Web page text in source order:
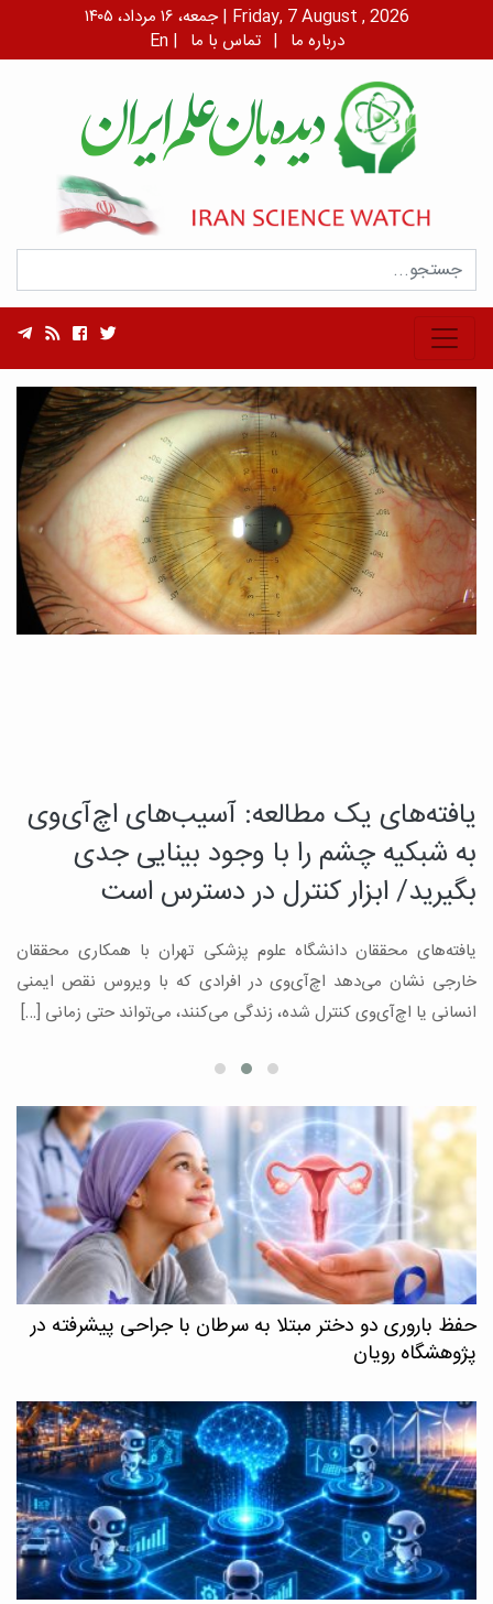
جمعه، ۱۶ مرداد، ۱۴۰۵ | Friday, 7 August , 2026
En | درباره ما | تماس با ما
یافته‌های یک مطالعه: آسیب‌های اچ‌آی‌وی
به شبکیه چشم را با وجود بینایی جدی
بگیرید/ ابزار کنترل در دسترس است
یافته‌های محققان دانشگاه علوم پزشکی تهران با همکاری محققان
خارجی نشان می‌دهد اچ‌آی‌وی در افرادی که با ویروس نقص ایمنی
انسانی یا اچ‌آی‌وی کنترل شده، زندگی می‌کنند، می‌تواند حتی زمانی […]
حفظ باروری دو دختر مبتلا به سرطان با جراحی پیشرفته در
پژوهشگاه رویان